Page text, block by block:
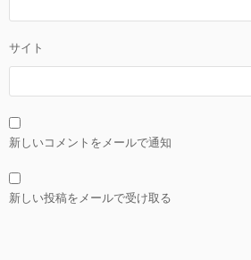
サイト
新しいコメントをメールで通知
新しい投稿をメールで受け取る